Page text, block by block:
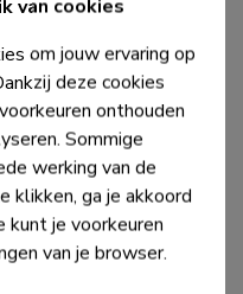
gecombineerd met het
en de VESA-maat zijn absolute
van cookies
om jouw ervaring op
deze cookies
onthouden
Sommige
werking van de
klikken, ga je akkoord
kunt je voorkeuren
van je browser.